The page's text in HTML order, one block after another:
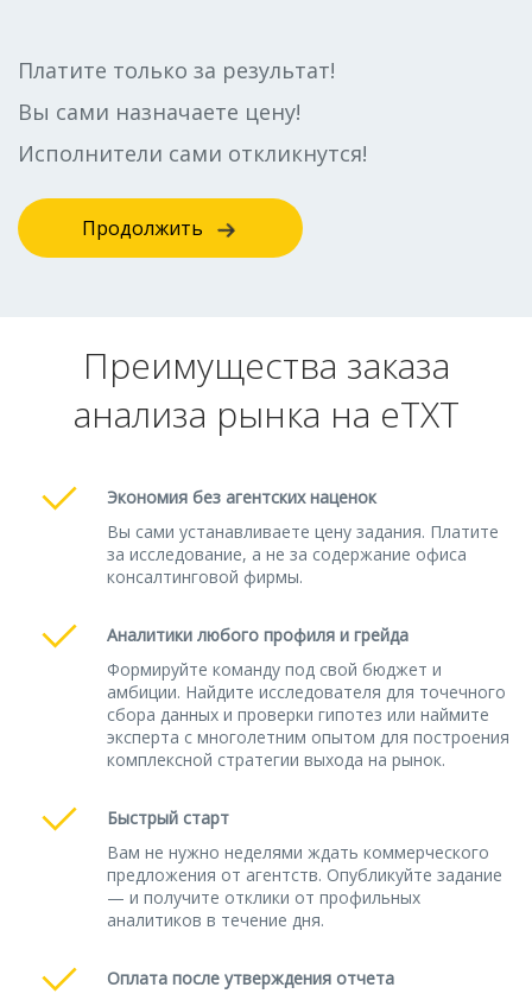
Платите только за результат!
Вы сами назначаете цену!
Исполнители сами откликнутся!
Продолжить
Преимущества заказа
анализа рынка на eTXT
Экономия без агентских наценок
Вы сами устанавливаете цену задания. Платите
за исследование, а не за содержание офиса
консалтинговой фирмы.
Аналитики любого профиля и грейда
Формируйте команду под свой бюджет и
амбиции. Найдите исследователя для точечного
сбора данных и проверки гипотез или наймите
эксперта с многолетним опытом для построения
комплексной стратегии выхода на рынок.
Быстрый старт
Вам не нужно неделями ждать коммерческого
предложения от агентств. Опубликуйте задание
— и получите отклики от профильных
аналитиков в течение дня.
Оплата после утверждения отчета